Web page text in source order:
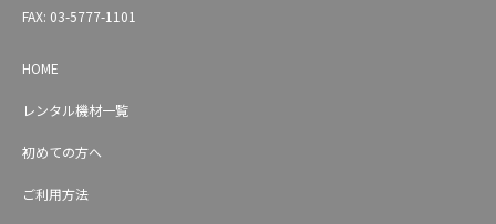
FAX: 03-5777-1101
HOME
レンタル機材一覧
初めての方へ
ご利用方法